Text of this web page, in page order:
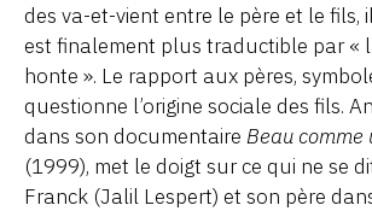
des va-et-vient entre le père et le fils,
est finalement plus traductible par «
honte ». Le rapport aux pères,
questionne l’origine sociale des fils.
dans son documentaire Beau comme
(1999), met le doigt sur ce qui ne se
Franck (Jalil Lespert) et son père